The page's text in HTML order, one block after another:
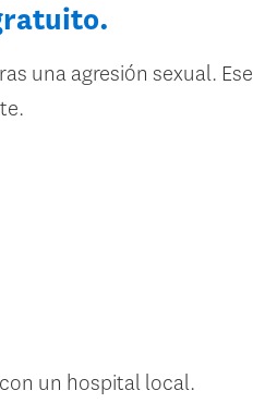
una agresión sexual. Ese
un hospital local.